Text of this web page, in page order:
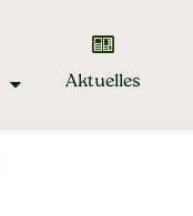
Aktuelles